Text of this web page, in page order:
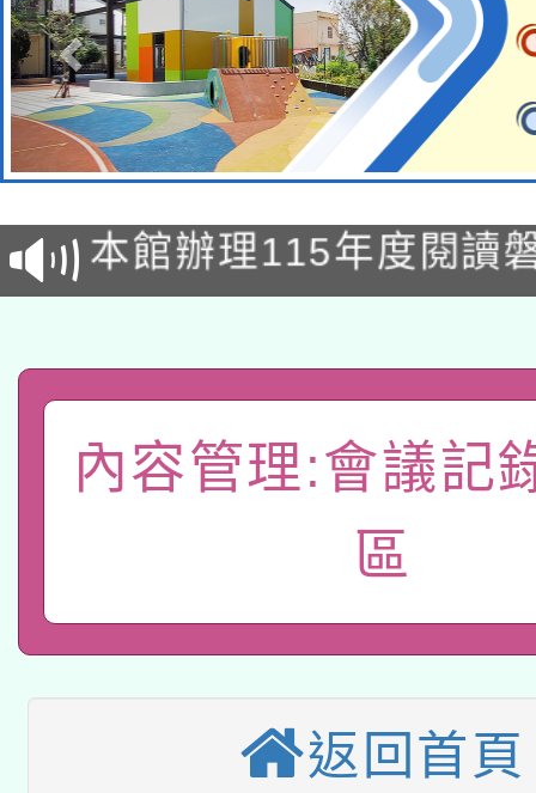
適應運動共學行動站研
本館辦理115年度閱讀
暨閱讀推動專業研習
科技賦能─人工智慧
礎課程
A3數位素養講師名單
pilot」
有關大陸委員會函釋公
薪期間赴陸應申請許可
轉知經濟部水利署委託
桃園市孔廟祈福系列
開 智慧啟航」
2026年桃園地景藝術
「2026桃園藝術巡演
適應運動共學行動站研
內容管理:會議記
區
返回首頁